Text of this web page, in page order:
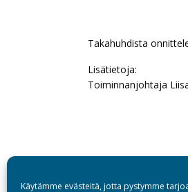
Käytämme evästeitä, jotta pystymme
Takahuhdista
Lisätietoja:
Toiminnanjohtaja